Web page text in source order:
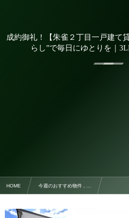
成約御礼！【朱雀２丁目一戸建て
らし”で毎日にゆとりを｜
HOME 今週のおすすめ物件 , …